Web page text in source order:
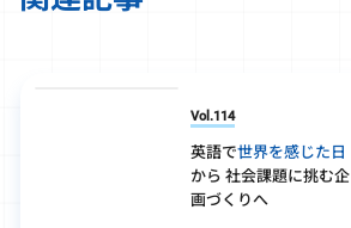
Vol.114
英語で世界を感じた日
から 社会課題に挑む企
画づくりへ